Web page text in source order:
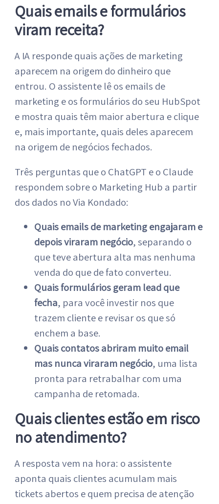
Quais emails e formulários
viram receita?
A IA responde quais ações de marketing
aparecem na origem do dinheiro que
entrou. O assistente lê os emails de
marketing e os formulários do seu HubSpot
e mostra quais têm maior abertura e clique
e, mais importante, quais deles aparecem
na origem de negócios fechados.
Três perguntas que o ChatGPT e o Claude
respondem sobre o Marketing Hub a partir
dos dados no Via Kondado:
Quais emails de marketing engajaram e
depois viraram negócio, separando o
que teve abertura alta mas nenhuma
venda do que de fato converteu.
Quais formulários geram lead que
fecha, para você investir nos que
trazem cliente e revisar os que só
enchem a base.
Quais contatos abriram muito email
mas nunca viraram negócio, uma lista
pronta para retrabalhar com uma
campanha de retomada.
Quais clientes estão em risco
no atendimento?
A resposta vem na hora: o assistente
aponta quais clientes acumulam mais
tickets abertos e quem precisa de atenção